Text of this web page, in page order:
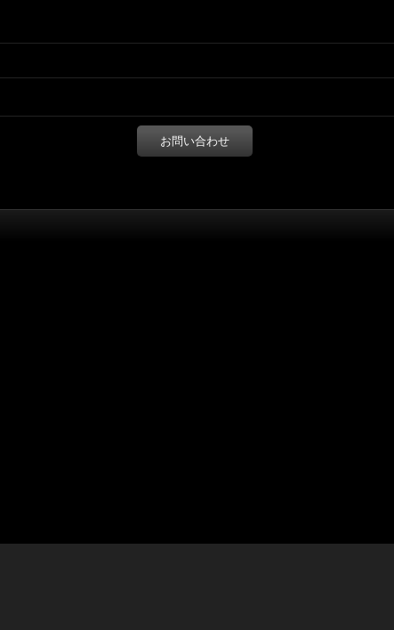
お問い合わせ